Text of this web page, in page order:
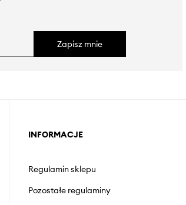
Zapisz mnie
INFORMACJE
Regulamin sklepu
Pozostałe regulaminy